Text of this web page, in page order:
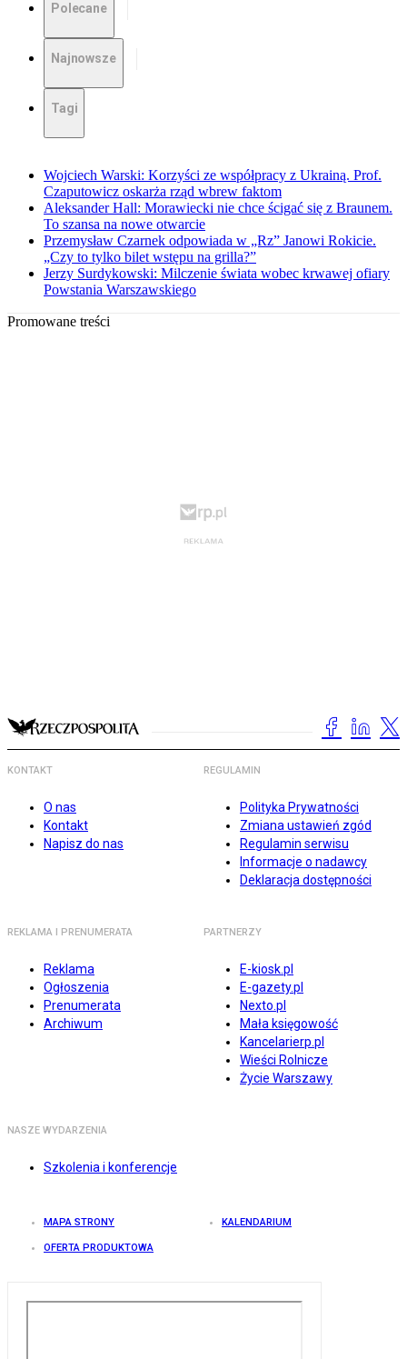
Polecane
Najnowsze
Tagi
Wojciech Warski: Korzyści ze współpracy z Ukrainą. Prof.
Czaputowicz oskarża rząd wbrew faktom
Aleksander Hall: Morawiecki nie chce ścigać się z Braunem.
To szansa na nowe otwarcie
Przemysław Czarnek odpowiada w „Rz” Janowi Rokicie.
„Czy to tylko bilet wstępu na grilla?”
Jerzy Surdykowski: Milczenie świata wobec krwawej ofiary
Powstania Warszawskiego
Promowane treści
KONTAKT
O nas
Kontakt
Napisz do nas
REGULAMIN
Polityka Prywatności
Zmiana ustawień zgód
Regulamin serwisu
Informacje o nadawcy
Deklaracja dostępności
REKLAMA I PRENUMERATA
Reklama
Ogłoszenia
Prenumerata
Archiwum
PARTNERZY
E-kiosk.pl
E-gazety.pl
Nexto.pl
Mała księgowość
Kancelarierp.pl
Wieści Rolnicze
Życie Warszawy
NASZE WYDARZENIA
Szkolenia i konferencje
MAPA STRONY KALENDARIUM
OFERTA PRODUKTOWA